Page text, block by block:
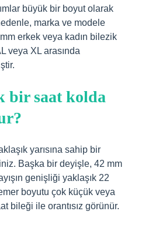
büyük bir boyut olarak
marka ve modele
erkek veya kadın bilezik
veya XL arasında
bir saat kolda
yarısına sahip bir
Başka bir deyişle, 42 mm
genişliği yaklaşık 22
boyutu çok küçük veya
bileği ile orantısız görünür.